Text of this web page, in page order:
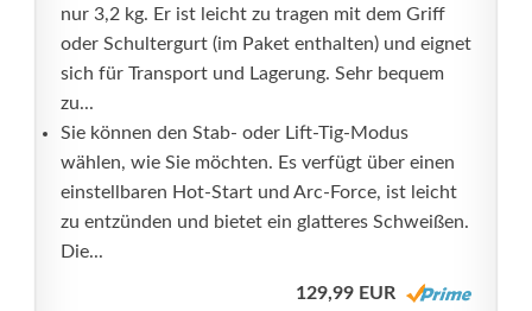
nur 3,2 kg. Er ist leicht zu tragen mit dem Griff
oder Schultergurt (im Paket enthalten) und eignet
sich für Transport und Lagerung. Sehr bequem
zu...
Sie können den Stab- oder Lift-Tig-Modus
wählen, wie Sie möchten. Es verfügt über einen
einstellbaren Hot-Start und Arc-Force, ist leicht
zu entzünden und bietet ein glatteres Schweißen.
Die...
129,99 EUR